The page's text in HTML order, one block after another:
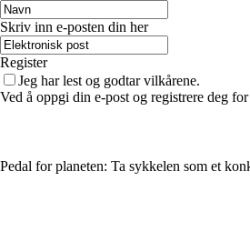
Skriv inn e-posten din her
Register
Jeg har lest og godtar vilkårene.
Ved å oppgi din e-post og registrere deg
Pedal for planeten: Ta sykkelen som et